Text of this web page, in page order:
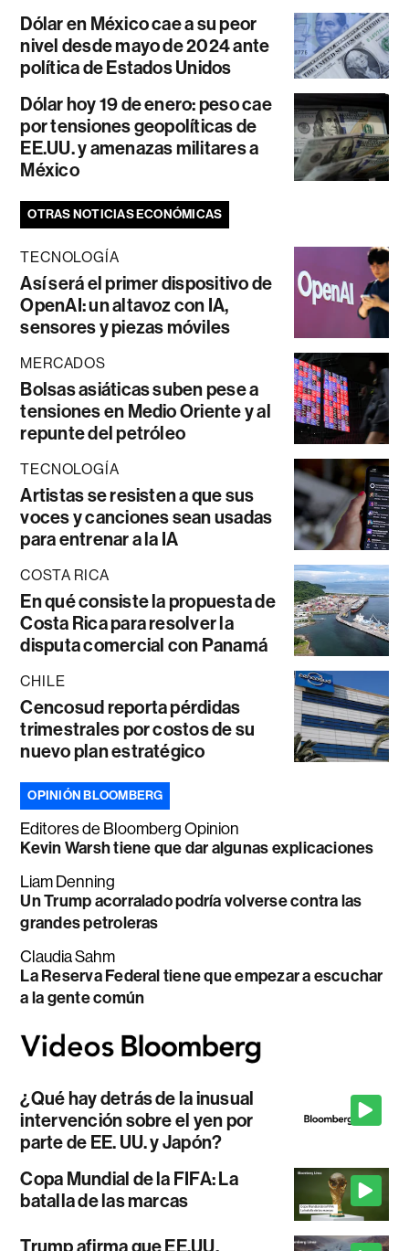
Dólar en México cae a su peor
nivel desde mayo de 2024 ante
política de Estados Unidos
Dólar hoy 19 de enero: peso cae
por tensiones geopolíticas de
EE.UU. y amenazas militares a
México
OTRAS NOTICIAS ECONÓMICAS
TECNOLOGÍA
Así será el primer dispositivo de
OpenAI: un altavoz con IA,
sensores y piezas móviles
MERCADOS
Bolsas asiáticas suben pese a
tensiones en Medio Oriente y al
repunte del petróleo
TECNOLOGÍA
Artistas se resisten a que sus
voces y canciones sean usadas
para entrenar a la IA
COSTA RICA
En qué consiste la propuesta de
Costa Rica para resolver la
disputa comercial con Panamá
CHILE
Cencosud reporta pérdidas
trimestrales por costos de su
nuevo plan estratégico
OPINIÓN BLOOMBERG
Editores de Bloomberg Opinion
Kevin Warsh tiene que dar algunas explicaciones
Liam Denning
Un Trump acorralado podría volverse contra las
grandes petroleras
Claudia Sahm
La Reserva Federal tiene que empezar a escuchar
a la gente común
¿Qué hay detrás de la inusual
intervención sobre el yen por
parte de EE. UU. y Japón?
Copa Mundial de la FIFA: La
batalla de las marcas
Trump afirma que EE.UU.